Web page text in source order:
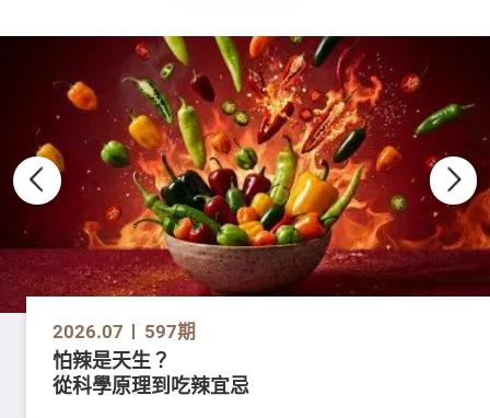
2026.07 597期
怕辣是天生？
從科學原理到吃辣宜忌